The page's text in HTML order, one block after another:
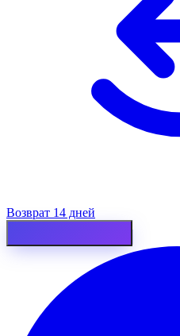
Возврат 14 дней